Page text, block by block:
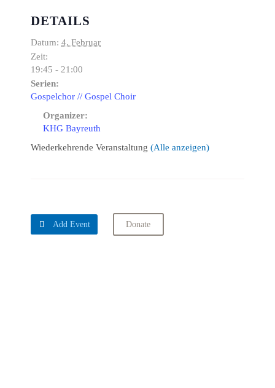
DETAILS
Datum: 4. Februar
Zeit:
19:45 - 21:00
Serien:
Gospelchor // Gospel Choir
Organizer:
KHG Bayreuth
Wiederkehrende Veranstaltung (Alle anzeigen)
 Add Event Donate